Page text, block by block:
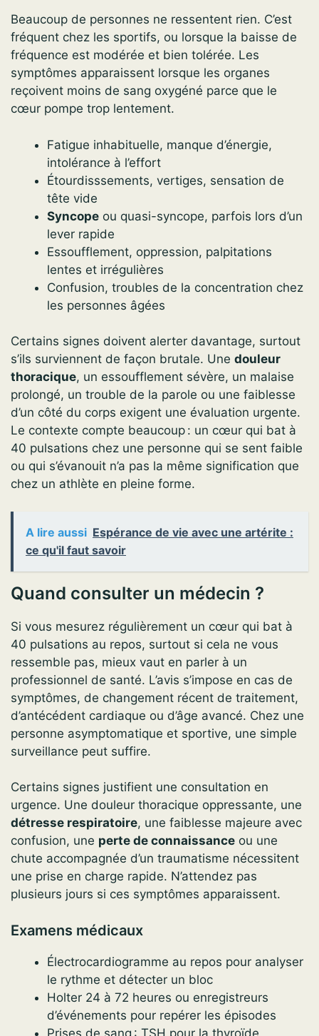
Beaucoup de personnes ne ressentent rien. C’est
fréquent chez les sportifs, ou lorsque la baisse de
fréquence est modérée et bien tolérée. Les
symptômes apparaissent lorsque les organes
reçoivent moins de sang oxygéné parce que le
cœur pompe trop lentement.
Fatigue inhabituelle, manque d’énergie,
intolérance à l’effort
Étourdisssements, vertiges, sensation de
tête vide
Syncope ou quasi-syncope, parfois lors d’un
lever rapide
Essoufflement, oppression, palpitations
lentes et irrégulières
Confusion, troubles de la concentration chez
les personnes âgées
Certains signes doivent alerter davantage, surtout
s’ils surviennent de façon brutale. Une douleur
thoracique, un essoufflement sévère, un malaise
prolongé, un trouble de la parole ou une faiblesse
d’un côté du corps exigent une évaluation urgente.
Le contexte compte beaucoup : un cœur qui bat à
40 pulsations chez une personne qui se sent faible
ou qui s’évanouit n’a pas la même signification que
chez un athlète en pleine forme.
A lire aussi Espérance de vie avec une artérite :
ce qu'il faut savoir
Quand consulter un médecin ?
Si vous mesurez régulièrement un cœur qui bat à
40 pulsations au repos, surtout si cela ne vous
ressemble pas, mieux vaut en parler à un
professionnel de santé. L’avis s’impose en cas de
symptômes, de changement récent de traitement,
d’antécédent cardiaque ou d’âge avancé. Chez une
personne asymptomatique et sportive, une simple
surveillance peut suffire.
Certains signes justifient une consultation en
urgence. Une douleur thoracique oppressante, une
détresse respiratoire, une faiblesse majeure avec
confusion, une perte de connaissance ou une
chute accompagnée d’un traumatisme nécessitent
une prise en charge rapide. N’attendez pas
plusieurs jours si ces symptômes apparaissent.
Examens médicaux
Électrocardiogramme au repos pour analyser
le rythme et détecter un bloc
Holter 24 à 72 heures ou enregistreurs
d’événements pour repérer les épisodes
Prises de sang : TSH pour la thyroïde,